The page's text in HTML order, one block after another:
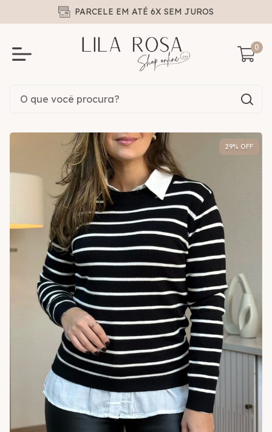
PARCELE EM ATÉ 6X SEM JUROS
0
29% OFF